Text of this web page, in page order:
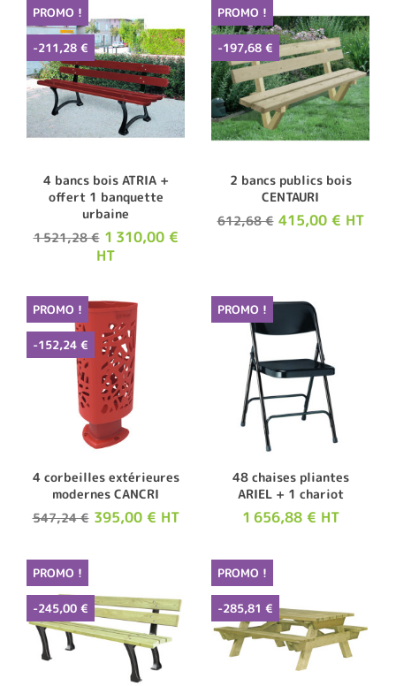
4 bancs bois ATRIA +
offert 1 banquette
urbaine
1 521,28 € 1 310,00 €
HT
PROMO !
-211,28 €
2 bancs publics bois
CENTAURI
612,68 € 415,00 € HT
PROMO !
-197,68 €
4 corbeilles extérieures
modernes CANCRI
547,24 € 395,00 € HT
PROMO !
-152,24 €
48 chaises pliantes
ARIEL + 1 chariot
1 656,88 € HT
PROMO !
PROMO !
-245,00 €
PROMO !
-285,81 €